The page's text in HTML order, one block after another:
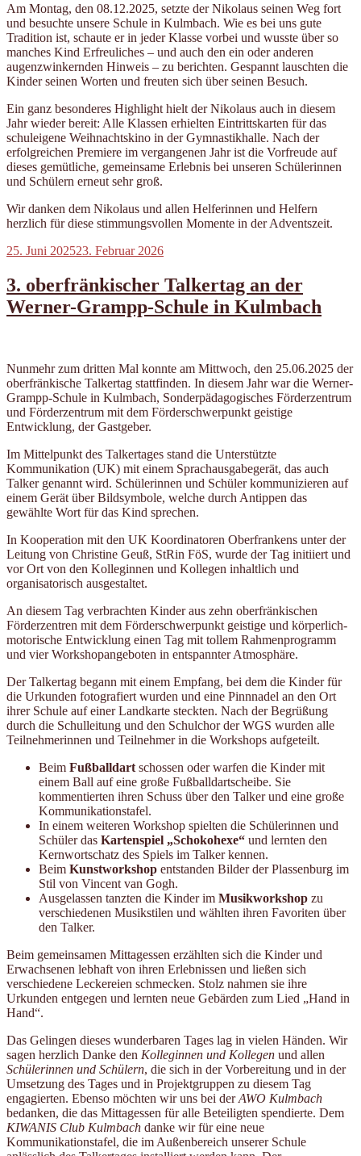
Am Montag, den 08.12.2025, setzte der Nikolaus seinen Weg fort
und besuchte unsere Schule in Kulmbach. Wie es bei uns gute
Tradition ist, schaute er in jeder Klasse vorbei und wusste über so
manches Kind Erfreuliches – und auch den ein oder anderen
augenzwinkernden Hinweis – zu berichten. Gespannt lauschten die
Kinder seinen Worten und freuten sich über seinen Besuch.
Ein ganz besonderes Highlight hielt der Nikolaus auch in diesem
Jahr wieder bereit: Alle Klassen erhielten Eintrittskarten für das
schuleigene Weihnachtskino in der Gymnastikhalle. Nach der
erfolgreichen Premiere im vergangenen Jahr ist die Vorfreude auf
dieses gemütliche, gemeinsame Erlebnis bei unseren Schülerinnen
und Schülern erneut sehr groß.
Wir danken dem Nikolaus und allen Helferinnen und Helfern
herzlich für diese stimmungsvollen Momente in der Adventszeit.
Veröffentlicht
25. Juni 202523. Februar 2026
3. oberfränkischer Talkertag an der
Werner-Grampp-Schule in Kulmbach
Nunmehr zum dritten Mal konnte am Mittwoch, den 25.06.2025 der
oberfränkische Talkertag stattfinden. In diesem Jahr war die Werner-
Grampp-Schule in Kulmbach, Sonderpädagogisches Förderzentrum
und Förderzentrum mit dem Förderschwerpunkt geistige
Entwicklung, der Gastgeber.
Im Mittelpunkt des Talkertages stand die Unterstützte
Kommunikation (UK) mit einem Sprachausgabegerät, das auch
Talker genannt wird. Schülerinnen und Schüler kommunizieren auf
einem Gerät über Bildsymbole, welche durch Antippen das
gewählte Wort für das Kind sprechen.
In Kooperation mit den UK Koordinatoren Oberfrankens unter der
Leitung von Christine Geuß, StRin FöS, wurde der Tag initiiert und
vor Ort von den Kolleginnen und Kollegen inhaltlich und
organisatorisch ausgestaltet.
An diesem Tag verbrachten Kinder aus zehn oberfränkischen
Förderzentren mit dem Förderschwerpunkt geistige und körperlich-
motorische Entwicklung einen Tag mit tollem Rahmenprogramm
und vier Workshopangeboten in entspannter Atmosphäre.
Der Talkertag begann mit einem Empfang, bei dem die Kinder für
die Urkunden fotografiert wurden und eine Pinnnadel an den Ort
ihrer Schule auf einer Landkarte steckten. Nach der Begrüßung
durch die Schulleitung und den Schulchor der WGS wurden alle
Teilnehmerinnen und Teilnehmer in die Workshops aufgeteilt.
Beim Fußballdart schossen oder warfen die Kinder mit
einem Ball auf eine große Fußballdartscheibe. Sie
kommentierten ihren Schuss über den Talker und eine große
Kommunikationstafel.
In einem weiteren Workshop spielten die Schülerinnen und
Schüler das Kartenspiel „Schokohexe“ und lernten den
Kernwortschatz des Spiels im Talker kennen.
Beim Kunstworkshop entstanden Bilder der Plassenburg im
Stil von Vincent van Gogh.
Ausgelassen tanzten die Kinder im Musikworkshop zu
verschiedenen Musikstilen und wählten ihren Favoriten über
den Talker.
Beim gemeinsamen Mittagessen erzählten sich die Kinder und
Erwachsenen lebhaft von ihren Erlebnissen und ließen sich
verschiedene Leckereien schmecken. Stolz nahmen sie ihre
Urkunden entgegen und lernten neue Gebärden zum Lied „Hand in
Hand“.
Das Gelingen dieses wunderbaren Tages lag in vielen Händen. Wir
sagen herzlich Danke den Kolleginnen und Kollegen und allen
Schülerinnen und Schülern, die sich in der Vorbereitung und in der
Umsetzung des Tages und in Projektgruppen zu diesem Tag
engagierten. Ebenso möchten wir uns bei derAWO Kulmbach
bedanken, die das Mittagessen für alle Beteiligten spendierte. Dem
KIWANIS Club Kulmbach danke wir für eine neue
Kommunikationstafel, die im Außenbereich unserer Schule